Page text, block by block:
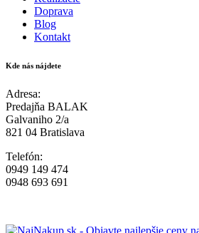
Doprava
Blog
Kontakt
Kde nás nájdete
Adresa:
Predajňa BALAK
Galvaniho 2/a
821 04 Bratislava
Telefón:
0949 149 474
0948 693 691